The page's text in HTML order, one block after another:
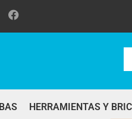
HERRAMIENTAS Y